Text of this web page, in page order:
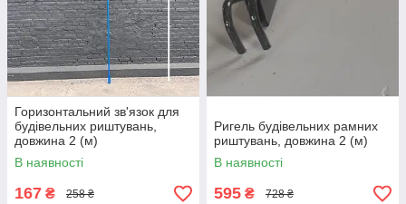
Горизонтальний зв'язок для
будівельних риштувань,
довжина 2 (м)
В наявності
167 ₴ 258 ₴
Ригель будівельних рамних
риштувань, довжина 2 (м)
В наявності
595 ₴ 728 ₴